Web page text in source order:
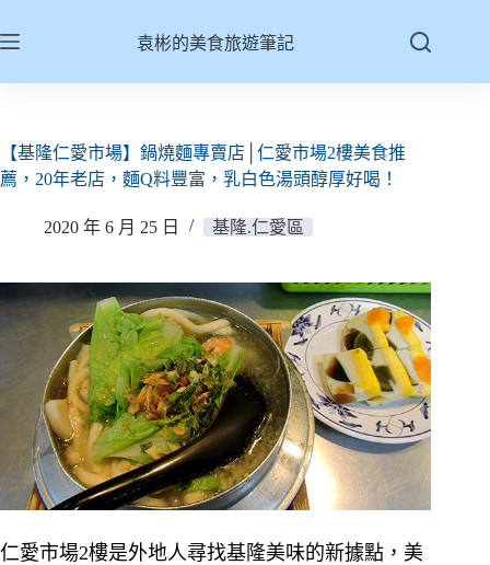
至
容
袁彬的美食旅遊筆記
【基隆仁愛市場】鍋燒麵專賣店│仁愛市場2樓美食推
薦，20年老店，麵Q料豐富，乳白色湯頭醇厚好喝！
2020 年 6 月 25 日 基隆.仁愛區
仁愛市場2樓是外地人尋找基隆美味的新據點，美